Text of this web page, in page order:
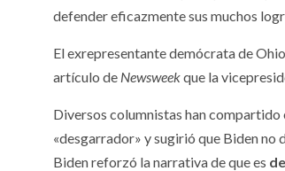
defender eficazmente sus muchos
El exrepresentante demócrata de
artículo de Newsweekque la
Diversos columnistas han
«desgarrador» y sugirió que Biden
Biden reforzó la narrativa de que es